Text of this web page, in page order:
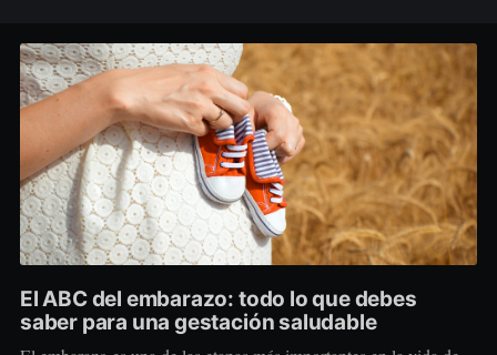
El ABC del embarazo: todo lo que debes
saber para una gestación saludable